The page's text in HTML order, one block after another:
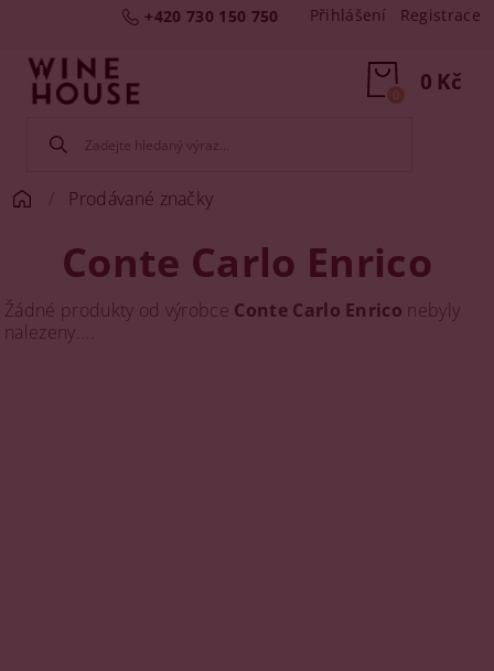
+420 730 150 750 Přihlášení Registrace
0 Kč
0
Prodávané značky
Conte Carlo Enrico
Žádné produkty od výrobce Conte Carlo Enrico nebyly
nalezeny....